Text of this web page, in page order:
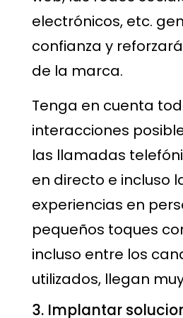
electrónicos, etc.
confianza y
de la marca.
Tenga en cuenta
interacciones
las llamadas
en directo e incluso
experiencias en
pequeños toques
incluso entre los
utilizados, llegan
3. Implantar